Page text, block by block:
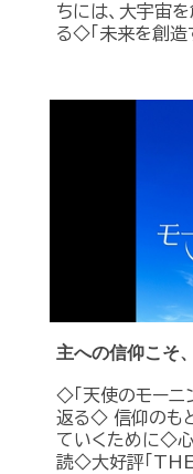
ちには、大宇宙
る◇「未来を創造
主への信仰こそ
◇「天使のモーニ
返る◇ 信仰のも
ていくために◇心
読◇大好評「